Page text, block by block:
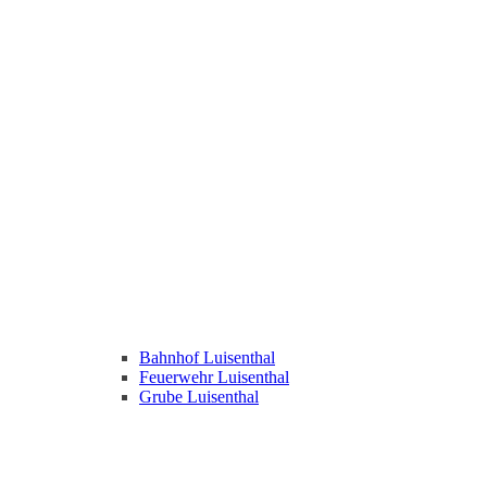
Bahnhof Luisenthal
Feuerwehr Luisenthal
Grube Luisenthal